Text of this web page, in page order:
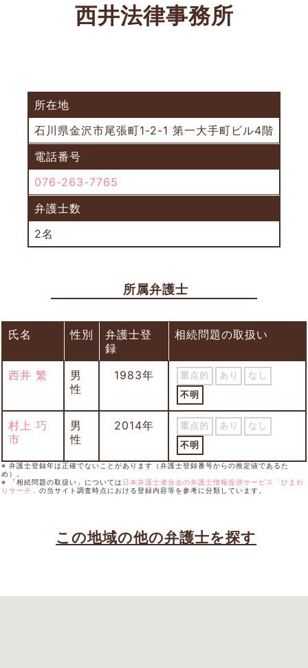
西井法律事務所
所在地
石川県金沢市尾張町1-2-1 第一大手町ビル4階
電話番号
076-263-7765
弁護士数
2名
所属弁護士
氏名 性別
弁護士登
録
相続問題の取扱い
西井 繁
男
性
1983年 重点的 あり
なし
不明
村上 巧
市
男
性
2014年 重点的 あり
なし
不明
※ 弁護士登録年は正確でないことがあります（弁護士登録番号からの推定値であるた
め）。
※ 「相続問題の取扱い」については 日本弁護士連合会の弁護士情報提供サービス「ひまわ
りサーチ」 の当サイト調査時点における登録内容等を参考に分類しています。
この地域の他の弁護士を探す